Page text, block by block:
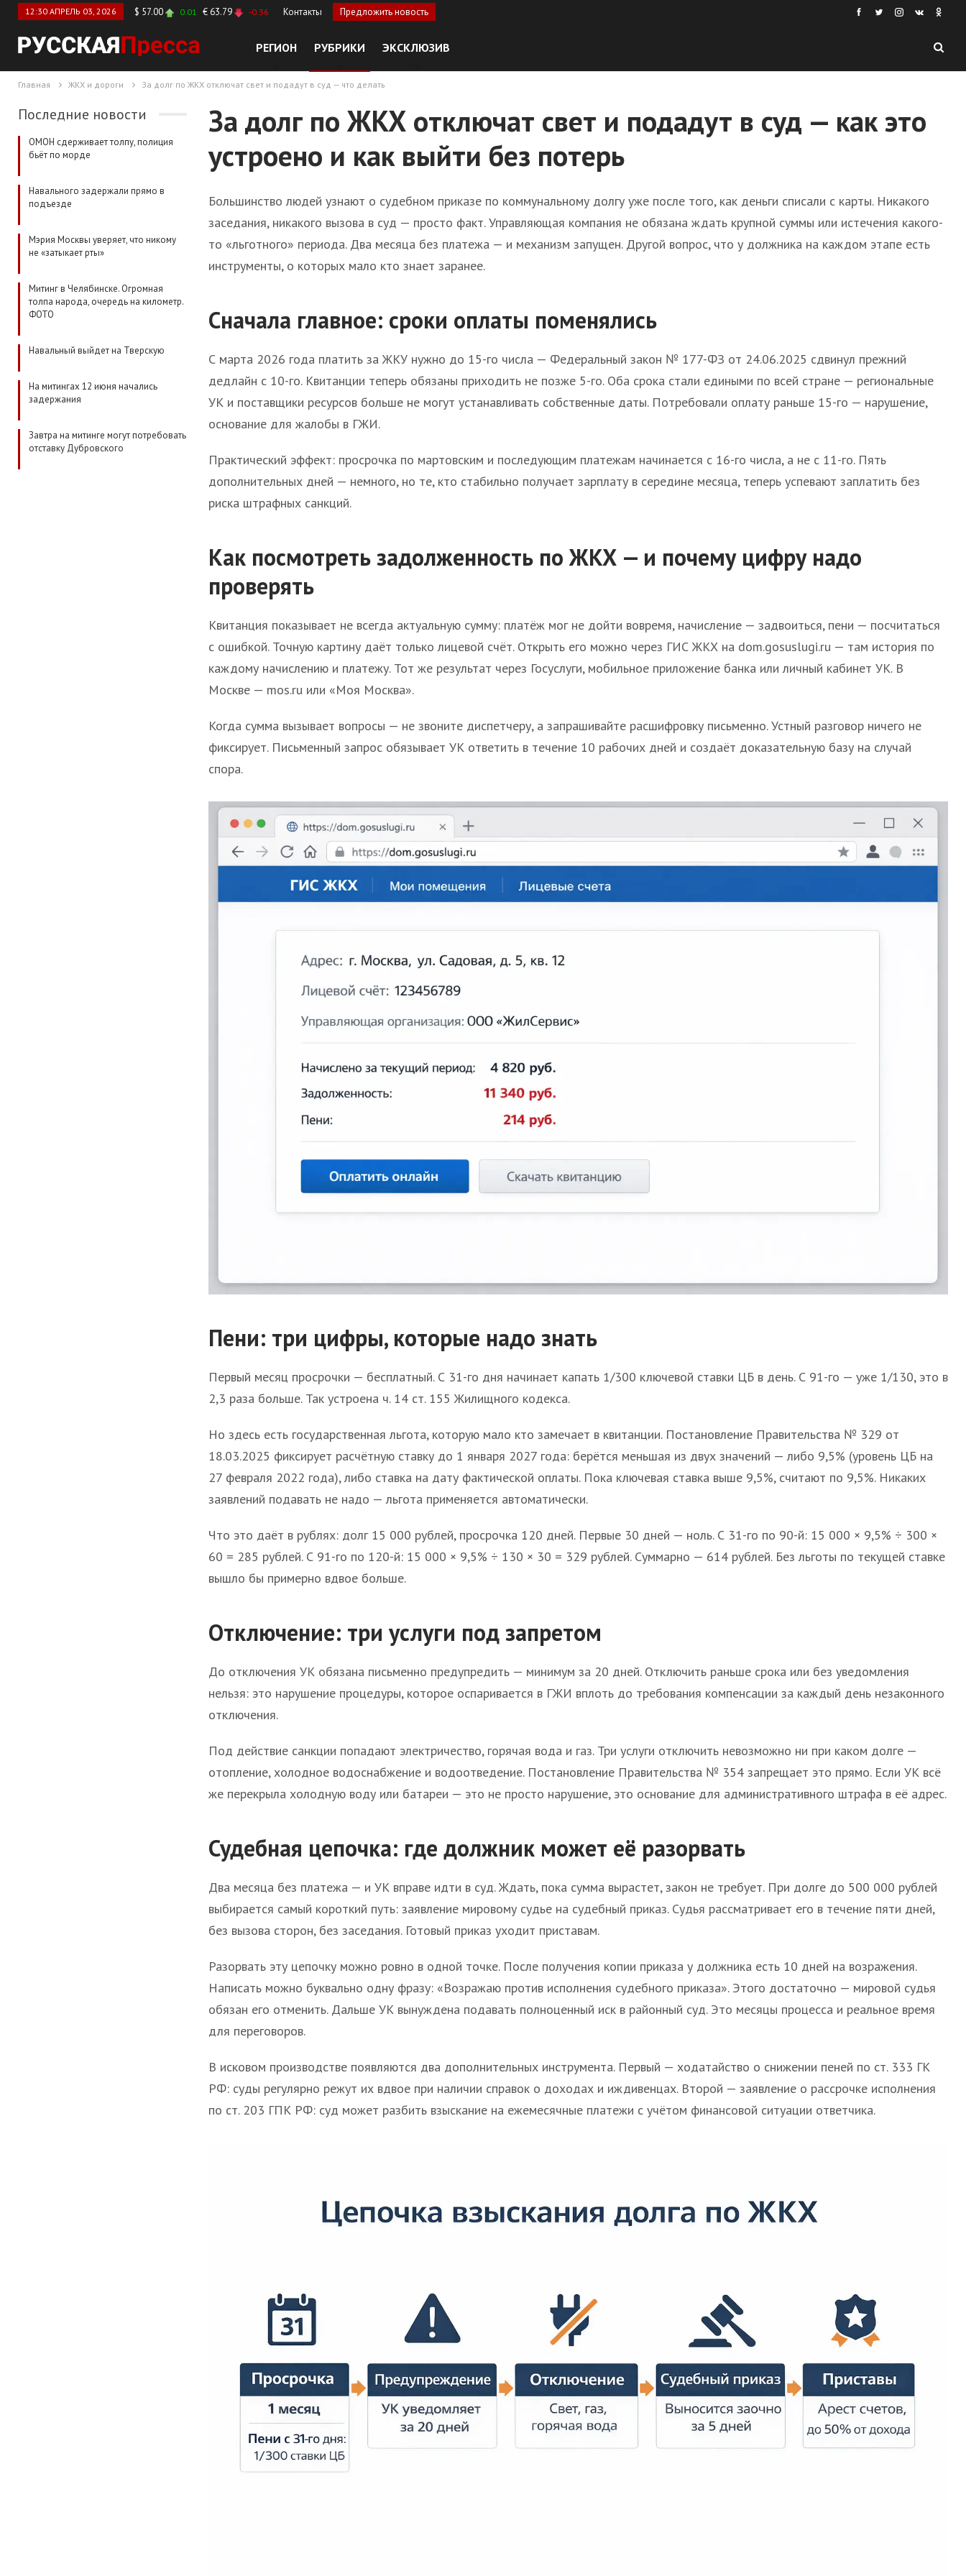
12:30 АПРЕЛЬ 03, 2026 $ 57.00 0.01 € 63.79 -0.36 Контакты Предложить новость
РЕГИОН РУБРИКИ ЭКСКЛЮЗИВ
Главная ЖКХ и дороги За долг по ЖКХ отключат свет и подадут в суд — что делать
За долг по ЖКХ отключат свет и подадут в суд — как это
устроено и как выйти без потерь
Большинство людей узнают о судебном приказе по коммунальному долгу уже после того, как деньги списали с карты. Никакого
заседания, никакого вызова в суд — просто факт. Управляющая компания не обязана ждать крупной суммы или истечения какого-
то «льготного» периода. Два месяца без платежа — и механизм запущен. Другой вопрос, что у должника на каждом этапе есть
инструменты, о которых мало кто знает заранее.
Сначала главное: сроки оплаты поменялись
С марта 2026 года платить за ЖКУ нужно до 15-го числа — Федеральный закон № 177-ФЗ от 24.06.2025 сдвинул прежний
дедлайн с 10-го. Квитанции теперь обязаны приходить не позже 5-го. Оба срока стали едиными по всей стране — региональные
УК и поставщики ресурсов больше не могут устанавливать собственные даты. Потребовали оплату раньше 15-го — нарушение,
основание для жалобы в ГЖИ.
Практический эффект: просрочка по мартовским и последующим платежам начинается с 16-го числа, а не с 11-го. Пять
дополнительных дней — немного, но те, кто стабильно получает зарплату в середине месяца, теперь успевают заплатить без
риска штрафных санкций.
Как посмотреть задолженность по ЖКХ — и почему цифру надо
проверять
Квитанция показывает не всегда актуальную сумму: платёж мог не дойти вовремя, начисление — задвоиться, пени — посчитаться
с ошибкой. Точную картину даёт только лицевой счёт. Открыть его можно через ГИС ЖКХ на dom.gosuslugi.ru — там история по
каждому начислению и платежу. Тот же результат через Госуслуги, мобильное приложение банка или личный кабинет УК. В
Москве — mos.ru или «Моя Москва».
Когда сумма вызывает вопросы — не звоните диспетчеру, а запрашивайте расшифровку письменно. Устный разговор ничего не
фиксирует. Письменный запрос обязывает УК ответить в течение 10 рабочих дней и создаёт доказательную базу на случай
спора.
Пени: три цифры, которые надо знать
Первый месяц просрочки — бесплатный. С 31-го дня начинает капать 1/300 ключевой ставки ЦБ в день. С 91-го — уже 1/130, это в
2,3 раза больше. Так устроена ч. 14 ст. 155 Жилищного кодекса.
Но здесь есть государственная льгота, которую мало кто замечает в квитанции. Постановление Правительства № 329 от
18.03.2025 фиксирует расчётную ставку до 1 января 2027 года: берётся меньшая из двух значений — либо 9,5% (уровень ЦБ на
27 февраля 2022 года), либо ставка на дату фактической оплаты. Пока ключевая ставка выше 9,5%, считают по 9,5%. Никаких
заявлений подавать не надо — льгота применяется автоматически.
Что это даёт в рублях: долг 15 000 рублей, просрочка 120 дней. Первые 30 дней — ноль. С 31-го по 90-й: 15 000 × 9,5% ÷ 300 ×
60 = 285 рублей. С 91-го по 120-й: 15 000 × 9,5% ÷ 130 × 30 = 329 рублей. Суммарно — 614 рублей. Без льготы по текущей ставке
вышло бы примерно вдвое больше.
Отключение: три услуги под запретом
До отключения УК обязана письменно предупредить — минимум за 20 дней. Отключить раньше срока или без уведомления
нельзя: это нарушение процедуры, которое оспаривается в ГЖИ вплоть до требования компенсации за каждый день незаконного
отключения.
Под действие санкции попадают электричество, горячая вода и газ. Три услуги отключить невозможно ни при каком долге —
отопление, холодное водоснабжение и водоотведение. Постановление Правительства № 354 запрещает это прямо. Если УК всё
же перекрыла холодную воду или батареи — это не просто нарушение, это основание для административного штрафа в её адрес.
Судебная цепочка: где должник может её разорвать
Два месяца без платежа — и УК вправе идти в суд. Ждать, пока сумма вырастет, закон не требует. При долге до 500 000 рублей
выбирается самый короткий путь: заявление мировому судье на судебный приказ. Судья рассматривает его в течение пяти дней,
без вызова сторон, без заседания. Готовый приказ уходит приставам.
Разорвать эту цепочку можно ровно в одной точке. После получения копии приказа у должника есть 10 дней на возражения.
Написать можно буквально одну фразу: «Возражаю против исполнения судебного приказа». Этого достаточно — мировой судья
обязан его отменить. Дальше УК вынуждена подавать полноценный иск в районный суд. Это месяцы процесса и реальное время
для переговоров.
В исковом производстве появляются два дополнительных инструмента. Первый — ходатайство о снижении пеней по ст. 333 ГК
РФ: суды регулярно режут их вдвое при наличии справок о доходах и иждивенцах. Второй — заявление о рассрочке исполнения
по ст. 203 ГПК РФ: суд может разбить взыскание на ежемесячные платежи с учётом финансовой ситуации ответчика.
Последние новости
ОМОН сдерживает толпу, полиция
бьёт по морде
Навального задержали прямо в
подъезде
Мэрия Москвы уверяет, что никому
не «затыкает рты»
Митинг в Челябинске. Огромная
толпа народа, очередь на километр.
ФОТО
Навальный выйдет на Тверскую
На митингах 12 июня начались
задержания
Завтра на митинге могут потребовать
отставку Дубровского